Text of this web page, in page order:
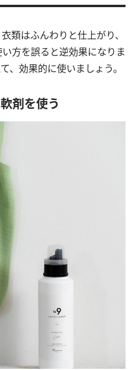
類はふんわりと仕上がり、
方を誤ると逆効果になりま
、効果的に使いましょう。
剤を使う